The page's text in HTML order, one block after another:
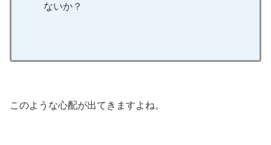
ないか？
このような心配が出てきますよね。